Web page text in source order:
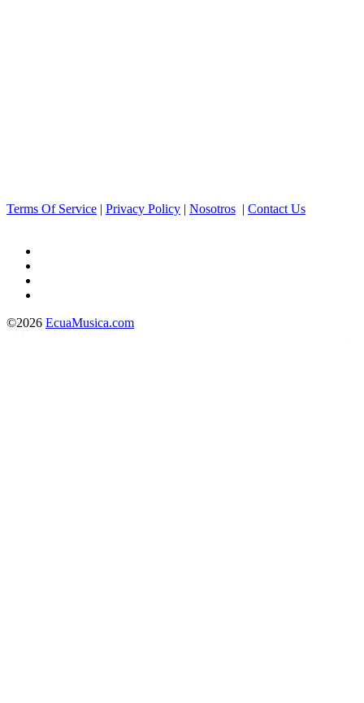
Terms Of Service | Privacy Policy | Nosotros | Contact Us
©2026 EcuaMusica.com